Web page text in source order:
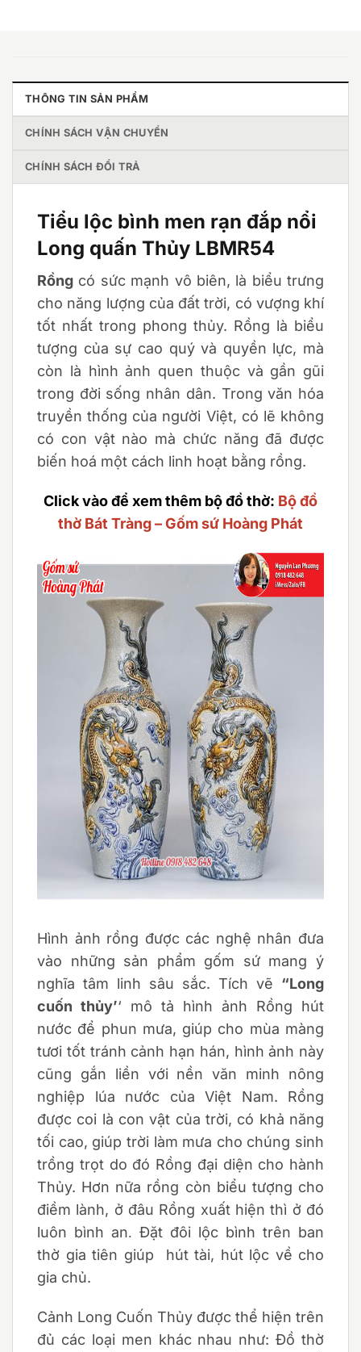
THÔNG TIN SẢN PHẨM
CHÍNH SÁCH VẬN CHUYỂN
CHÍNH SÁCH ĐỔI TRẢ
Tiểu lộc bình men rạn đắp nổi
Long quấn Thủy LBMR54
Rồng có sức mạnh vô biên, là biểu trưng
cho năng lượng của đất trời, có vượng khí
tốt nhất trong phong thủy. Rồng là biểu
tượng của sự cao quý và quyền lực, mà
còn là hình ảnh quen thuộc và gần gũi
trong đời sống nhân dân. Trong văn hóa
truyền thống của người Việt, có lẽ không
có con vật nào mà chức năng đã được
biến hoá một cách linh hoạt bằng rồng.
Click vào để xem thêm bộ đồ thờ: Bộ đồ
thờ Bát Tràng – Gốm sứ Hoàng Phát
Hình ảnh rồng được các nghệ nhân đưa
vào những sản phẩm gốm sứ mang ý
nghĩa tâm linh sâu sắc. Tích vẽ “Long
cuốn thủy’‘ mô tả hình ảnh Rồng hút
nước để phun mưa, giúp cho mùa màng
tươi tốt tránh cảnh hạn hán, hình ảnh này
cũng gắn liền với nền văn minh nông
nghiệp lúa nước của Việt Nam. Rồng
được coi là con vật của trời, có khả năng
tối cao, giúp trời làm mưa cho chúng sinh
trồng trọt do đó Rồng đại diện cho hành
Thủy. Hơn nữa rồng còn biểu tượng cho
điềm lành, ở đâu Rồng xuất hiện thì ở đó
luôn bình an. Đặt đôi lộc bình trên ban
thờ gia tiên giúp hút tài, hút lộc về cho
gia chủ.
Cảnh Long Cuốn Thủy được thể hiện trên
đủ các loại men khác nhau như: Đồ thờ